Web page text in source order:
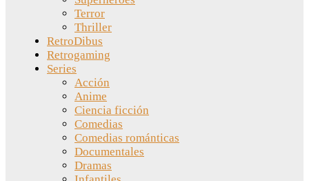
Terror
Thriller
RetroDibus
Retrogaming
Series
Acción
Anime
Ciencia ficción
Comedias
Comedias románticas
Documentales
Dramas